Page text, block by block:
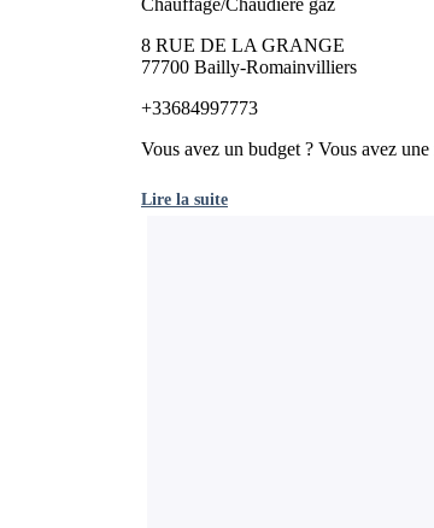
8 RUE DE LA GRANGE
77700 Bailly-Romainvilliers
+33684997773
Vous avez un budget ? Vous avez
Lire la suite